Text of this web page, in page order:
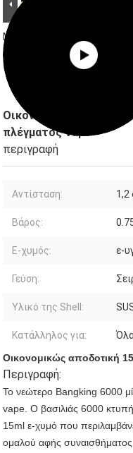
Μεγάλες Εικόνας :
15ml 6000puffs
σπείρα Rechargable ε -ε-
Οικονομικώς
πλέγματος Vape
περιγραφή
Αντίσταση: 1,2
Βάρος:
Ε-χυμός: ε-
Γεύση:
Υλικό της Shell:
Κατάλληλος για:
Οικονομικώς αποδοτική
Περιγραφή:
Το νεώτερο Bangking 6000
vape. Ο βασιλιάς 6000
15ml ε-χυμό που
ομαλού αφής